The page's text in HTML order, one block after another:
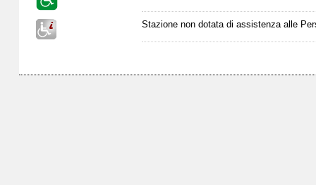
Stazione non dotata di assistenza alle